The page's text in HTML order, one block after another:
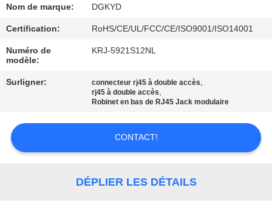
CONTRÔLE
DE
QUALITÉ
CONTACTEZ-
DEMANDEZ
CITATION
Nom de marque: DGKYD
Certification: RoHS/CE/UL/FCC/CE/ISO9001/ISO14001
Numéro de
modèle:
KRJ-5921S12NL
Surligner: connecteur rj45 à double accès,
rj45 à double accès,
Robinet en bas de RJ45 Jack modulaire
CONTACT!
DÉPLIER LES DÉTAILS